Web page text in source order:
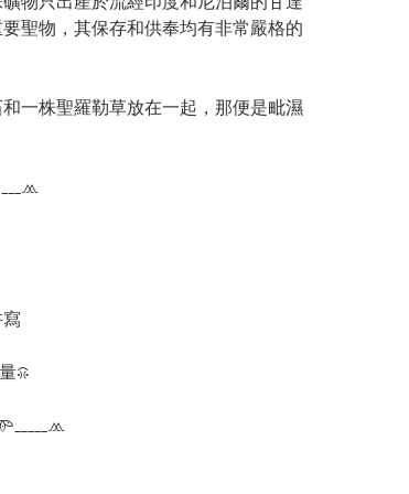
聖物，其保存和供奉均有非常嚴格的
一株聖羅勒草放在一起，那便是毗濕
𖤑